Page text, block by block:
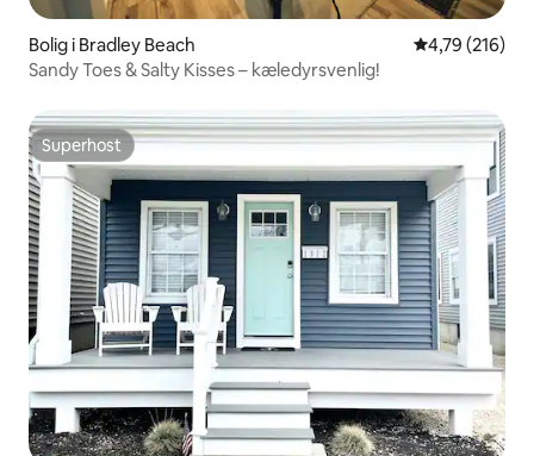
Bolig i Bradley Beach 4,79 ud af 5 i
4,79 (216)
Sandy Toes & Salty Kisses – kæledyrsvenlig!
Superhost
Superhost